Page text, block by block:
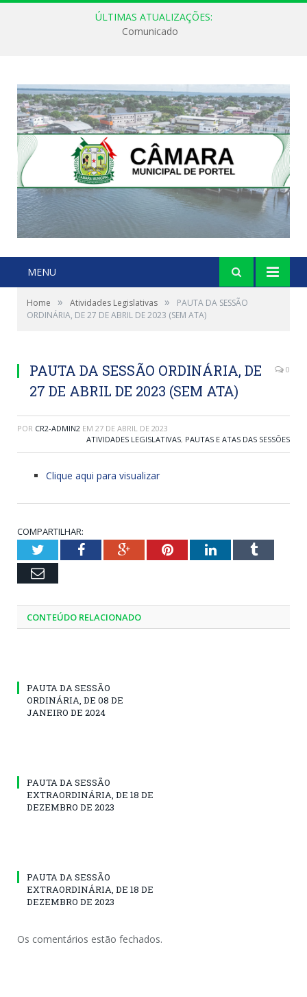
ÚLTIMAS ATUALIZAÇÕES:
Comunicado
MENU
Home » Atividades Legislativas »
PAUTA DA SESSÃO
ORDINÁRIA, DE 27 DE ABRIL DE 2023 (SEM ATA)
PAUTA DA SESSÃO ORDINÁRIA, DE
27 DE ABRIL DE 2023 (SEM ATA)
0
POR CR2-ADMIN2 EM 27 DE ABRIL DE 2023
ATIVIDADES LEGISLATIVAS, PAUTAS E ATAS DAS SESSÕES
Clique aqui para visualizar
COMPARTILHAR:
TwitterFacebookGoogle+PinterestLinkedInTumblr
Email
CONTEÚDO RELACIONADO
PAUTA DA SESSÃO
ORDINÁRIA, DE 08 DE
JANEIRO DE 2024
PAUTA DA SESSÃO
EXTRAORDINÁRIA, DE 18 DE
DEZEMBRO DE 2023
PAUTA DA SESSÃO
EXTRAORDINÁRIA, DE 18 DE
DEZEMBRO DE 2023
Os comentários estão fechados.